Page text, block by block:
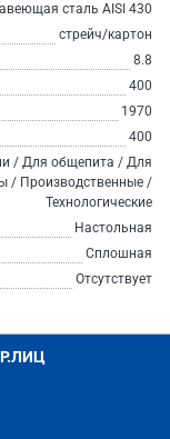
сталь AISI 430
стрейч/картон
8.8
400
1970
400
/ Для общепита / Для
/ Производственные /
Технологические
Настольная
Сплошная
Отсутствует